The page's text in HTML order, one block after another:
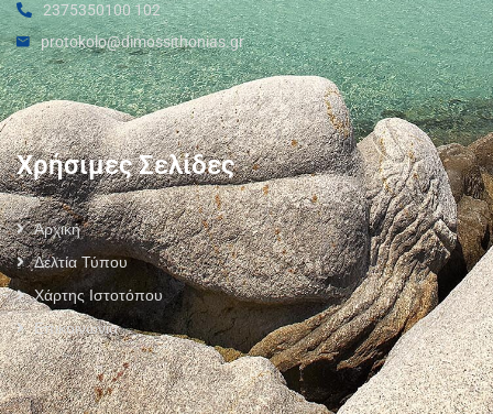
2375350100 102
protokolo@dimossithonias.gr
Χρήσιμες Σελίδες
Αρχική
Δελτία Τύπου
Χάρτης Ιστοτόπου
Επικοινωνία